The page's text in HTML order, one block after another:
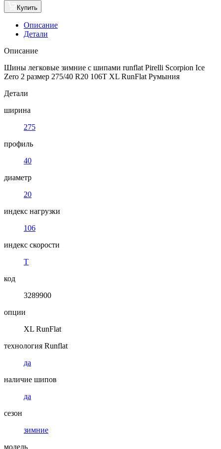
Купить
Описание
Детали
Описание
Шины легковые зимние с шипами runflat Pirelli Scorpion Ice
Zero 2 размер 275/40 R20 106T XL RunFlat Румыния
Детали
ширина
275
профиль
40
диаметр
20
индекс нагрузки
106
индекс скорости
T
код
3289900
опции
XL RunFlat
технология Runflat
да
наличие шипов
да
сезон
зимние
модель